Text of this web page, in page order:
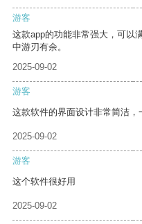
游客
这款app的功能非常强大，可以
中游刃有余。
2025-09-02
游客
这款软件的界面设计非常简洁，
2025-09-02
游客
这个软件很好用
2025-09-02